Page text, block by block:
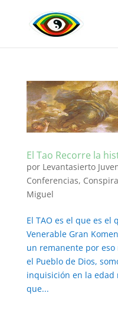
El Tao Recorre la
por Levantasierto
Conferencias,
Miguel
El TAO es el que es
Venerable Gran
un remanente por
el Pueblo de Dios,
inquisición en la edad
que...